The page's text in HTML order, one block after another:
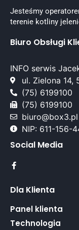
Jesteśmy
terenie kotliny
Biuro Obsługi
INFO serwis
ul. Zielona 14,
(75) 6199100
(75) 6199100
biuro@box3.pl
NIP: 611-156-
Social Media
Dla Klienta
Panel klienta
Technologia